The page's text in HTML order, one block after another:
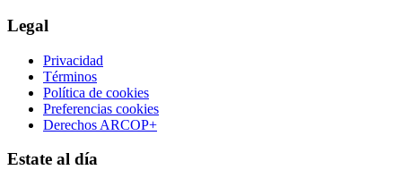
Legal
Privacidad
Términos
Política de cookies
Preferencias cookies
Derechos ARCOP+
Estate al día